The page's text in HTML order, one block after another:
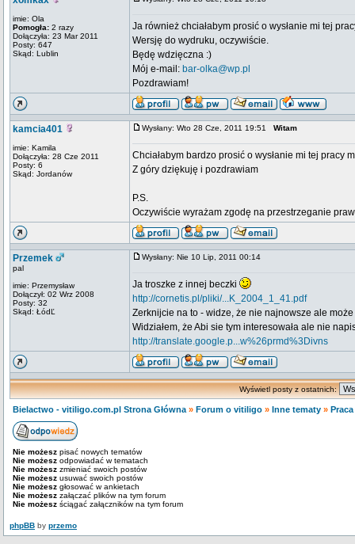
imie: Ola
Pomogła: 2 razy
Dołączyła: 23 Mar 2011
Posty: 647
Skąd: Lublin
Ja również chciałabym prosić o wysłanie mi tej
Wersję do wydruku, oczywiście.
Będę wdzięczna :)
Mój e-mail: bar-olka@wp.pl
Pozdrawiam!
kamcia401
imie: Kamila
Dołączyła: 28 Cze 2011
Posty: 6
Skąd: Jordanów
Wysłany: Wto 28 Cze, 2011 19:51 Witam
Chciałabym bardzo prosić o wysłanie mi tej pracy
Z góry dziękuję i pozdrawiam
P.S.
Oczywiście wyrażam zgodę na przestrzeganie
Przemek
pal
imie: Przemysław
Dołączył: 02 Wrz 2008
Posty: 32
Skąd: ŁódĽ
Wysłany: Nie 10 Lip, 2011 00:14
Ja troszke z innej beczki
http://cornetis.pl/pliki/...K_2004_1_41.pdf
Zerknijcie na to - widze, że nie najnowsze ale
Widziałem, że Abi sie tym interesowała ale nie
http://translate.google.p...w%26prmd%3Divns
Wyświetl posty z ostatnich:
Bielactwo - vitiligo.com.pl Strona Główna » Forum o vitiligo » Inne tematy »
Nie możesz pisać nowych tematów
Nie możesz odpowiadać w tematach
Nie możesz zmieniać swoich postów
Nie możesz usuwać swoich postów
Nie możesz głosować w ankietach
Nie możesz załączać plików na tym forum
Nie możesz ściągać załączników na tym forum
phpBB by przemo